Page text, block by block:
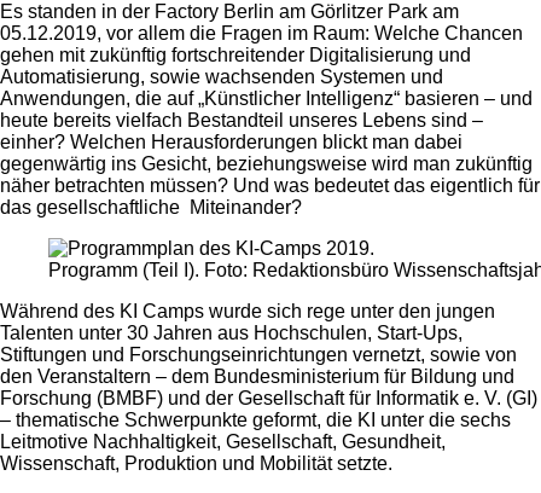
Es standen in der Factory Berlin am Görlitzer Park am
05.12.2019, vor allem die Fragen im Raum: Welche Chancen
gehen mit zukünftig fortschreitender Digitalisierung und
Automatisierung, sowie wachsenden Systemen und
Anwendungen, die auf „Künstlicher Intelligenz“ basieren – und
heute bereits vielfach Bestandteil unseres Lebens sind –
einher? Welchen Herausforderungen blickt man dabei
gegenwärtig ins Gesicht, beziehungsweise wird man zukünftig
näher betrachten müssen? Und was bedeutet das eigentlich für
das gesellschaftliche Miteinander?
Programm (Teil I). Foto: Redaktionsbüro
Während des KI Camps wurde sich rege unter den jungen
Talenten unter 30 Jahren aus Hochschulen, Start-Ups,
Stiftungen und Forschungseinrichtungen vernetzt, sowie von
den Veranstaltern – dem Bundesministerium für Bildung und
Forschung (BMBF) und der Gesellschaft für Informatik e. V. (GI)
– thematische Schwerpunkte geformt, die KI unter die sechs
Leitmotive Nachhaltigkeit, Gesellschaft, Gesundheit,
Wissenschaft, Produktion und Mobilität setzte.